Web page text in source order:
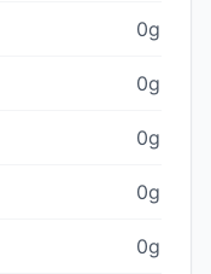
0g
0g
0g
0g
0g